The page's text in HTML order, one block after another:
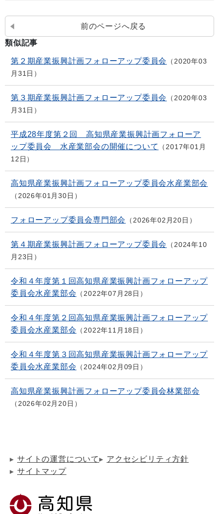
前のページへ戻る
類似記事
第２期産業振興計画フォローアップ委員会
2020年03
月31日
第３期産業振興計画フォローアップ委員会
2020年03
月31日
平成28年度第２回 高知県産業振興計画フォローア
ップ委員会 水産業部会の開催について
2017年01月
12日
高知県産業振興計画フォローアップ委員会水産業部会
2026年01月30日
フォローアップ委員会専門部会 2026年02月20日
第４期産業振興計画フォローアップ委員会
2024年10
月23日
令和４年度第１回高知県産業振興計画フォローアップ
委員会水産業部会
2022年07月28日
令和４年度第２回高知県産業振興計画フォローアップ
委員会水産業部会
2022年11月18日
令和４年度第３回高知県産業振興計画フォローアップ
委員会水産業部会
2024年02月09日
高知県産業振興計画フォローアップ委員会林業部会
2026年02月20日
サイトの運営について
アクセシビリティ方針
サイトマップ